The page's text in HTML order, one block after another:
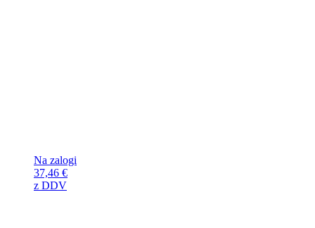
Na zalogi
37,46 €
z DDV